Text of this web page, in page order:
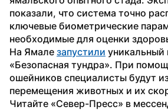
показали, что система точно
ключевые биометрические
необходимые для оценки
На Ямале запустили уникальный
«Безопасная тундра». При
ошейников специалисты будут
перемещения животных и их
Читайте «Север-Пресс» в